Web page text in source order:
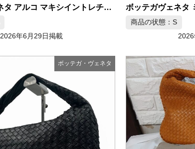
ボッテガヴェネタ アルコ マキシイントレチャート ハンドバッグ グリーン
2026年6月29日掲載
商品の状態：S
ボッテガ・ヴェネタ